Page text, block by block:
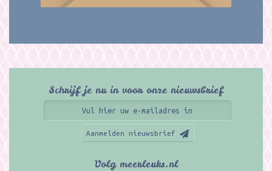
Schrijf je nu in voor onze nieuwsbrief
Aanmelden nieuwsbrief
Volg meerleuks.nl